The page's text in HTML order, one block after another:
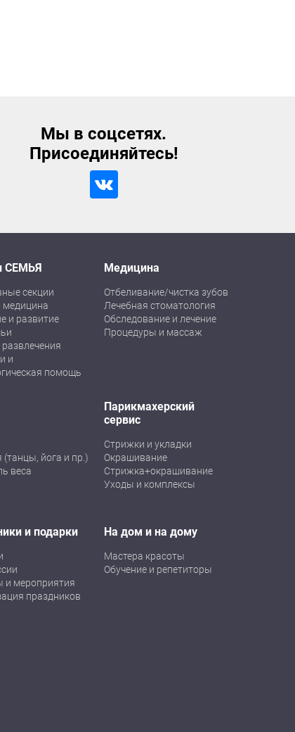
Мы в соцсетях.
Присоединяйтесь!
СЕМЬЯ
секции
медицина
и развитие
развлечения
и
помощь
Медицина
Отбеливание/чистка зубов
Лечебная стоматология
Обследование и лечение
Процедуры и массаж
(танцы, йога и пр.)
веса
Парикмахерский
сервис
Стрижки и укладки
Окрашивание
Стрижка+окрашивание
Уходы и комплексы
и подарки
и мероприятия
праздников
На дом и на дому
Мастера красоты
Обучение и репетиторы